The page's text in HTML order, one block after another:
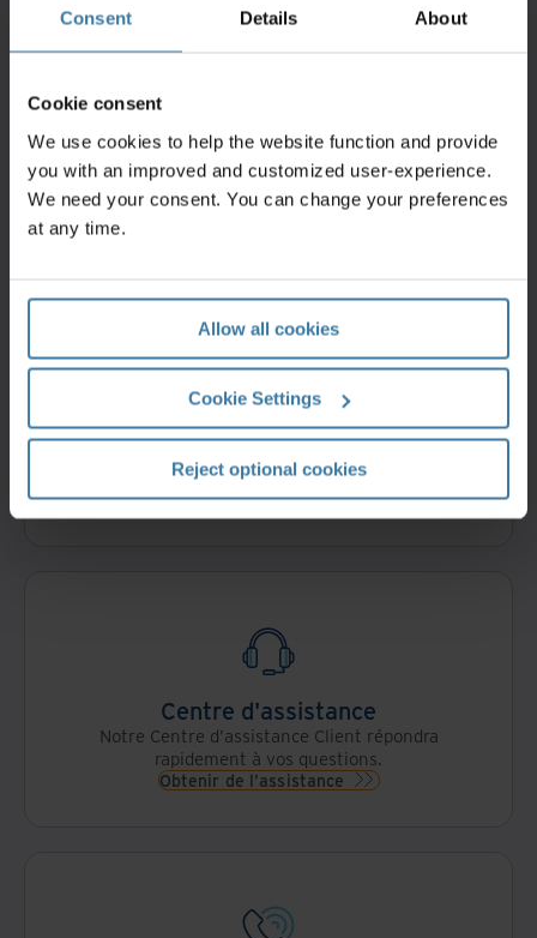
Consent Details About
Cookie consent
We use cookies to help the website function and provide
you with an improved and customized user-experience.
We need your consent. You can change your preferences
at any time.
Allow all cookies
Cookie Settings
Reject optional cookies
Contactez-nous
Remplissez ce formulaire pour qu'un spécialiste
Iron Mountain vous contacte le jour ouvré suivant.
Se connecter à Iron Mountain
comment en créer un.
Lancez-vous
Centre d'assistance
Notre Centre d'assistance Client répondra
rapidement à vos questions.
Obtenir de l'assistance